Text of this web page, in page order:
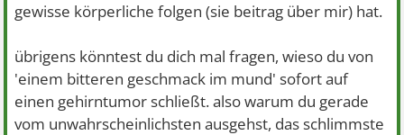
gewisse körperliche folgen (sie beitrag über mir) hat.
übrigens könntest du dich mal fragen, wieso du von
'einem bitteren geschmack im mund' sofort auf
einen gehirntumor schließt. also warum du gerade
vom unwahrscheinlichsten ausgehst, das schlimmste